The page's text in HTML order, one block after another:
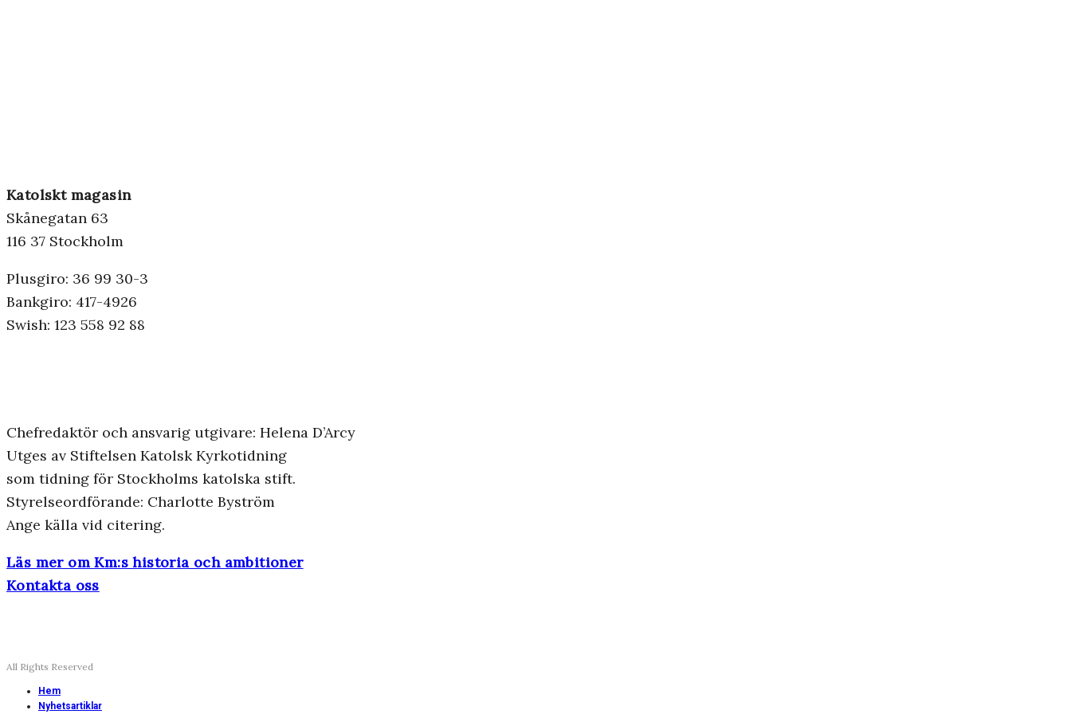
Katolskt magasin
Skånegatan 63
116 37 Stockholm
Plusgiro: 36 99 30-3
Bankgiro: 417-4926
Swish: 123 558 92 88
Chefredaktör och ansvarig utgivare: Helena D’Arcy
Utges av Stiftelsen Katolsk Kyrkotidning
som tidning för Stockholms katolska stift.
Styrelseordförande: Charlotte Byström
Ange källa vid citering.
Läs mer om Km:s historia och ambitioner
Kontakta oss
All Rights Reserved
Hem
Nyhetsartiklar